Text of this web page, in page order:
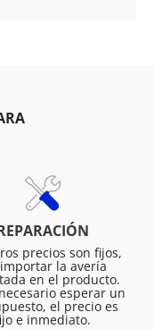
precios son fijos,
la avería
en el producto.
esperar un
el precio es
e inmediato.